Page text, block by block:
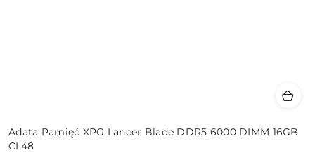
Adata Pamięć XPG Lancer Blade DDR5 6000 DIMM 16GB
CL48